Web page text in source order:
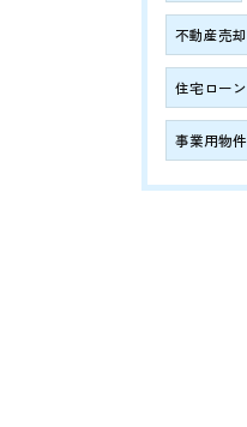
不動産売却
住宅ローン
事業用物件